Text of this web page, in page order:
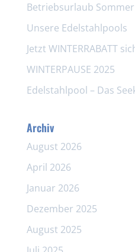
Betriebsurlaub
Unsere Edelstahlpools
Jetzt WINTERRABATT
WINTERPAUSE 2025
Edelstahlpool – Das
Archiv
August 2026
April 2026
Januar 2026
Dezember 2025
August 2025